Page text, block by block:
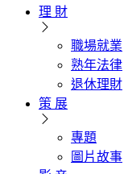
理 財
職場就業
熟年法律
退休理財
策 展
專題
圖片故事